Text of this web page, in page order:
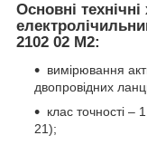
Основні
2102 02 М2:
вимірювання
двопровідних
клас точності
21);